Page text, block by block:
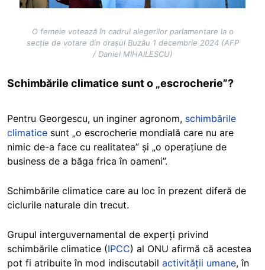
O femeie votează în cadrul alegerilor parlamentare la o
secție de votare din orașul Buzău 1 decembrie 2024 (AFP
/ Daniel MIHAILESCU)
Schimbările climatice sunt o „escrocherie”?
Pentru Georgescu, un inginer agronom, schimbările
climatice sunt „o escrocherie mondială care nu are
nimic de-a face cu realitatea” și „o operațiune de
business de a băga frica în oameni”.
Schimbările climatice care au loc în prezent diferă de
ciclurile naturale din trecut.
Grupul interguvernamental de experți privind
schimbările climatice (IPCC) al ONU afirmă că acestea
pot fi atribuite în mod indiscutabil activității umane, în